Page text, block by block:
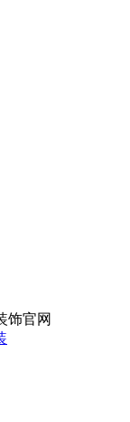
饰官网